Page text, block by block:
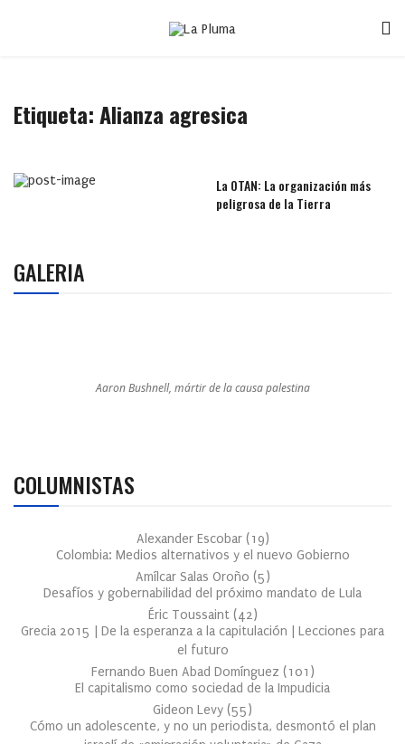
Etiqueta:Alianza agresica
La OTAN: La organización más
peligrosa de la Tierra
GALERIA
Aaron Bushnell, mártir de la causa palestina
COLUMNISTAS
Alexander Escobar (19)
Colombia: Medios alternativos y el nuevo Gobierno
Amílcar Salas Oroño (5)
Desafíos y gobernabilidad del próximo mandato de Lula
Éric Toussaint (42)
Grecia 2015 | De la esperanza a la capitulación | Lecciones para
el futuro
Fernando Buen Abad Domínguez (101 )
El capitalismo como sociedad de la Impudicia
Gideon Levy (55)
Cómo un adolescente, y no un periodista, desmontó el plan